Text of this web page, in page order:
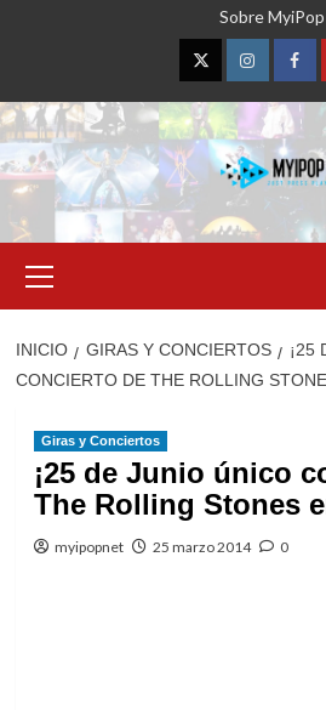
Sobre MyiPop
TwitterInstagram
primario
INICIO GIRAS Y CONCIERTOS
¡25
CONCIERTO DE THE ROLLING
Giras y Conciertos
¡25 de Junio único
The Rolling Stones
myipopnet 25 marzo 2014 0